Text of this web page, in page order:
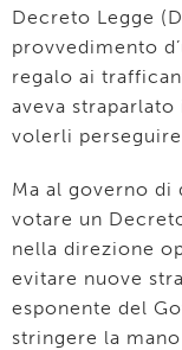
Decreto Legge
provvedimento
regalo ai
aveva
volerli
Ma al governo di
votare un
nella direzione
evitare nuove
esponente del
stringere la